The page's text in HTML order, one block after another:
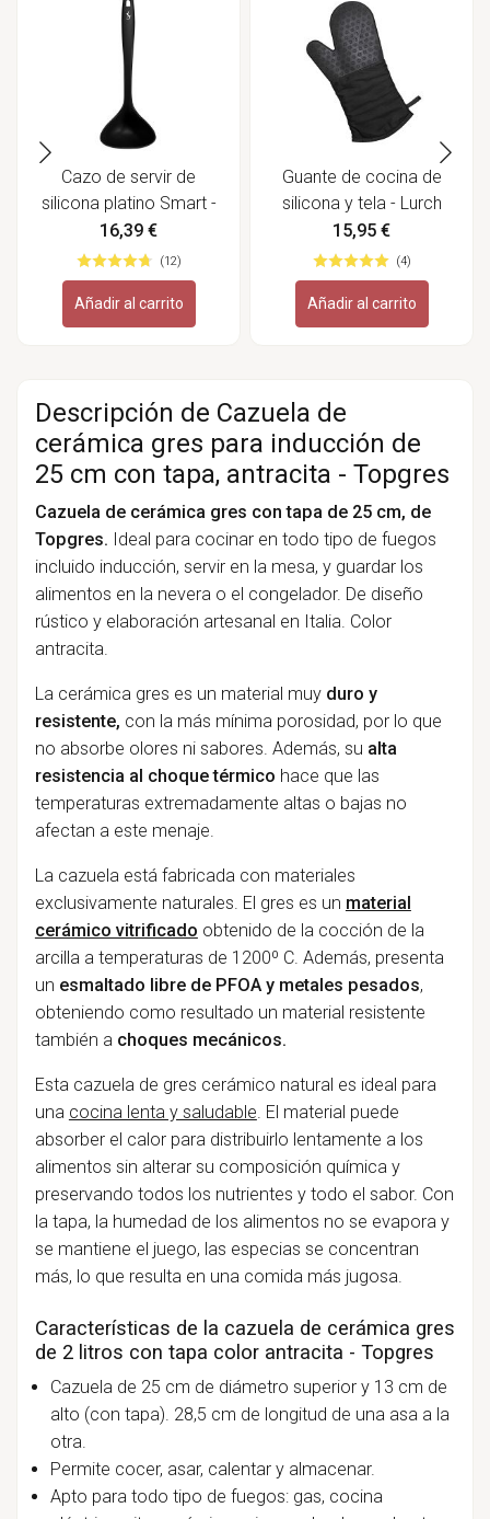
Cazo de servir de
silicona platino Smart -
Lurch
16,39 €
(12)
Añadir al carrito
Guante de cocina de
silicona y tela - Lurch
15,95 €
(4)
Añadir al carrito
Descripción de Cazuela de
cerámica gres para inducción de
25 cm con tapa, antracita - Topgres
Cazuela de cerámica gres con tapa de 25 cm, de
Topgres. Ideal para cocinar en todo tipo de fuegos
incluido inducción, servir en la mesa, y guardar los
alimentos en la nevera o el congelador. De diseño
rústico y elaboración artesanal en Italia. Color
antracita.
La cerámica gres es un material muy duro y
resistente, con la más mínima porosidad, por lo que
no absorbe olores ni sabores. Además, su alta
resistencia al choque térmico hace que las
temperaturas extremadamente altas o bajas no
afectan a este menaje.
La cazuela está fabricada con materiales
exclusivamente naturales. El gres es un material
cerámico vitrificado obtenido de la cocción de la
arcilla a temperaturas de 1200º C. Además, presenta
un esmaltado libre de PFOA y metales pesados,
obteniendo como resultado un material resistente
también a choques mecánicos.
Esta cazuela de gres cerámico natural es ideal para
una cocina lenta y saludable. El material puede
absorber el calor para distribuirlo lentamente a los
alimentos sin alterar su composición química y
preservando todos los nutrientes y todo el sabor. Con
la tapa, la humedad de los alimentos no se evapora y
se mantiene el juego, las especias se concentran
más, lo que resulta en una comida más jugosa.
Características de la cazuela de cerámica gres
de 2 litros con tapa color antracita - Topgres
Cazuela de 25 cm de diámetro superior y 13 cm de
alto (con tapa). 28,5 cm de longitud de una asa a la
otra.
Permite cocer, asar, calentar y almacenar.
Apto para todo tipo de fuegos: gas, cocina